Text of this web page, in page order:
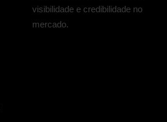
visibilidade e credibilidade no
mercado.